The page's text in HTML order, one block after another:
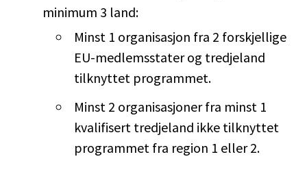
minimum 3 land:
Minst 1 organisasjon fra 2 forskjellige
EU-medlemsstater og tredjeland
tilknyttet programmet.
Minst 2 organisasjoner fra minst 1
kvalifisert tredjeland ikke tilknyttet
programmet fra region 1 eller 2.